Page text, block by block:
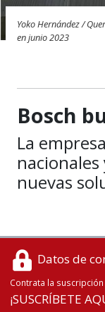
Yoko Hernández /
en junio 2023
Bosch
La
nuevas
Datos de
Contrata la
¡SUSCRÍBETE